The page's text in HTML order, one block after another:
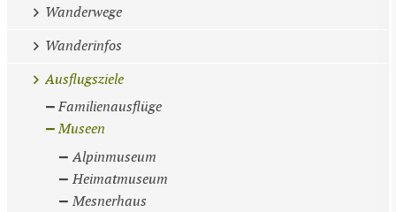
Wanderwege
Wanderinfos
Ausflugsziele
Familienausflüge
Museen
Alpinmuseum
Heimatmuseum
Mesnerhaus